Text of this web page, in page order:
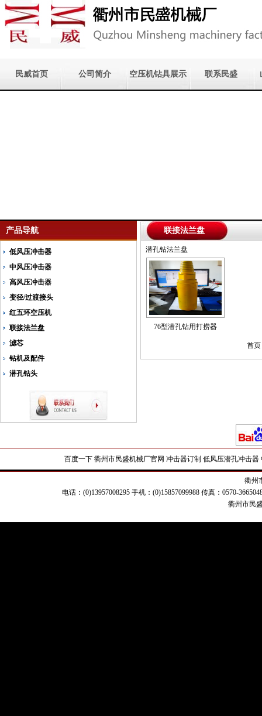
民威首页 公司简介 空压机钻具展示 联系民盛
产品导航
低风压冲击器
中风压冲击器
高风压冲击器
变径/过渡接头
红五环空压机
联接法兰盘
滤芯
钻机及配件
潜孔钻头
联接法兰盘
潜孔钻法兰盘
76型潜孔钻用打捞器
首
百度一下 衢州市民盛机械厂官网 冲击器订制 低风压潜孔冲击器
衢州
电话：(0)13957008295 手机：(0)15857099988 传真：0570-
衢州市民